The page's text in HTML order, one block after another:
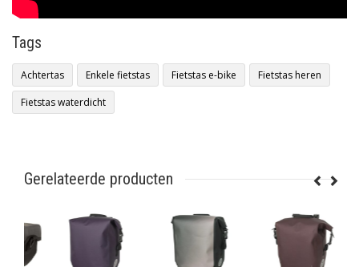
Tags
Achtertas Enkele fietstas Fietstas e-bike
Fietstas heren
Fietstas waterdicht
Gerelateerde producten